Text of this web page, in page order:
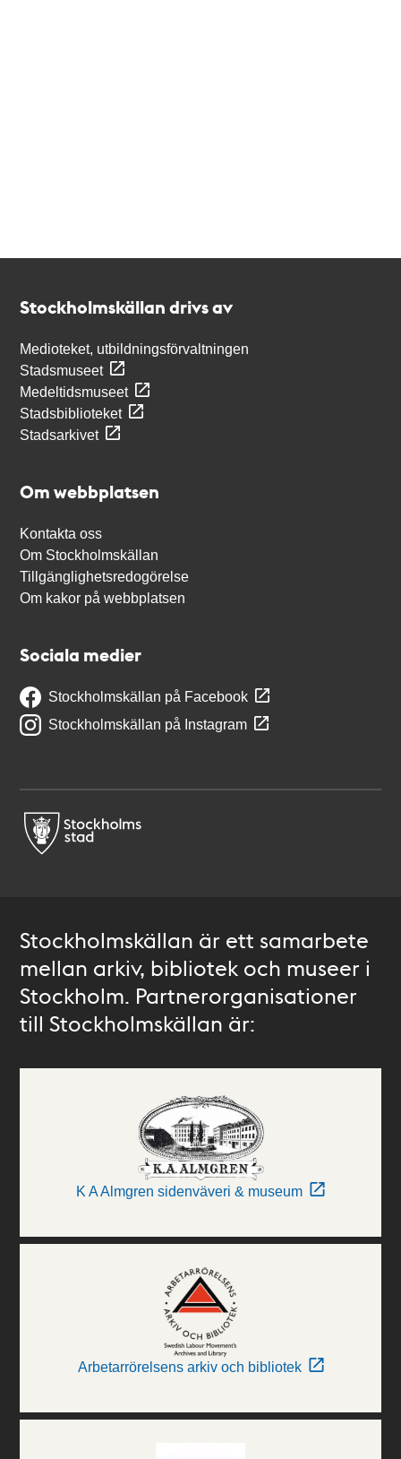
Stockholmskällan drivs av
Medioteket, utbildningsförvaltningen
Stadsmuseet
Medeltidsmuseet
Stadsbiblioteket
Stadsarkivet
Om webbplatsen
Kontakta oss
Om Stockholmskällan
Tillgänglighetsredogörelse
Om kakor på webbplatsen
Sociala medier
Stockholmskällan på Facebook
Stockholmskällan på Instagram
Stockholmskällan är ett samarbete
mellan arkiv, bibliotek och museer i
Stockholm. Partnerorganisationer
till Stockholmskällan är:
K A Almgren sidenväveri & museum
Arbetarrörelsens arkiv och bibliotek